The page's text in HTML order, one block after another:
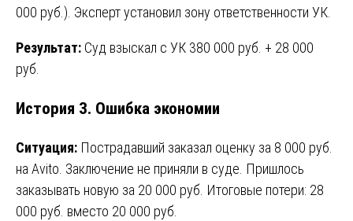
000 руб.). Эксперт установил зону ответственности УК.
Результат: Суд взыскал с УК 380 000 руб. + 28 000
руб.
История 3. Ошибка экономии
Ситуация: Пострадавший заказал оценку за 8 000 руб.
на Avito. Заключение не приняли в суде. Пришлось
заказывать новую за 20 000 руб. Итоговые потери: 28
000 руб. вместо 20 000 руб.